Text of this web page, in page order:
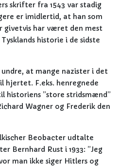
skrifter fra 1543 var stadig
er imidlertid, at han som
givetvis har været den mest
historie i de sidste
at mange nazister i det
hjertet. F.eks. henregnede
historiens ”store stridsmænd”
Wagner og Frederik den
Beobacter udtalte
Bernhard Rust i 1933: ”Jeg
man ikke siger Hitlers og